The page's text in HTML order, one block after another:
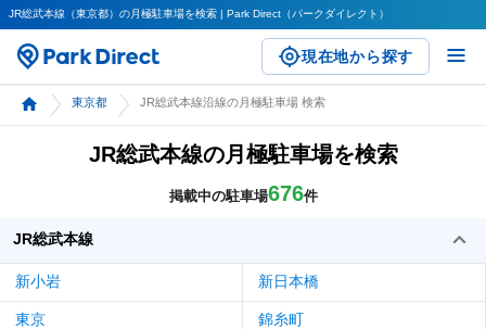
JR総武本線（東京都）の月極駐車場を検索 | Park Direct（パークダイレクト）
現在地から探す
東京都 JR総武本線沿線の月極駐車場 検索
JR総武本線の月極駐車場を検索
掲載中の駐車場676件
JR総武本線
新小岩 新日本橋
東京 錦糸町